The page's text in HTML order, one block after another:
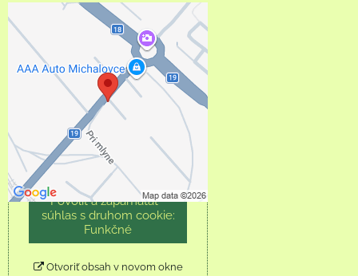
Externý obsah je
blokovaný Voľbami
súkromia
Prajete si načítať externý
obsah?
Povoliť tentokrát
Povoliť a zapamätať -
súhlas s druhom cookie:
Funkčné
Otvoriť obsah v novom okne